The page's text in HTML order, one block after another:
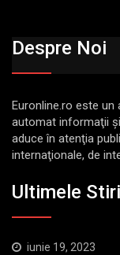
Despre Noi
Euronline.ro este
automat informaţii
aduce în atenţia
internaţionale, de
Ultimele Stiri
iunie 19, 2023